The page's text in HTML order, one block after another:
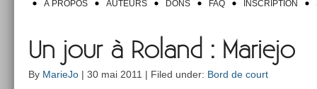
À PROPOS AUTEURS DONS FAQ INSCRIPTION
Un jour à Roland : Mariejo
By MarieJo | 30 mai 2011 | Filed under: Bord de court